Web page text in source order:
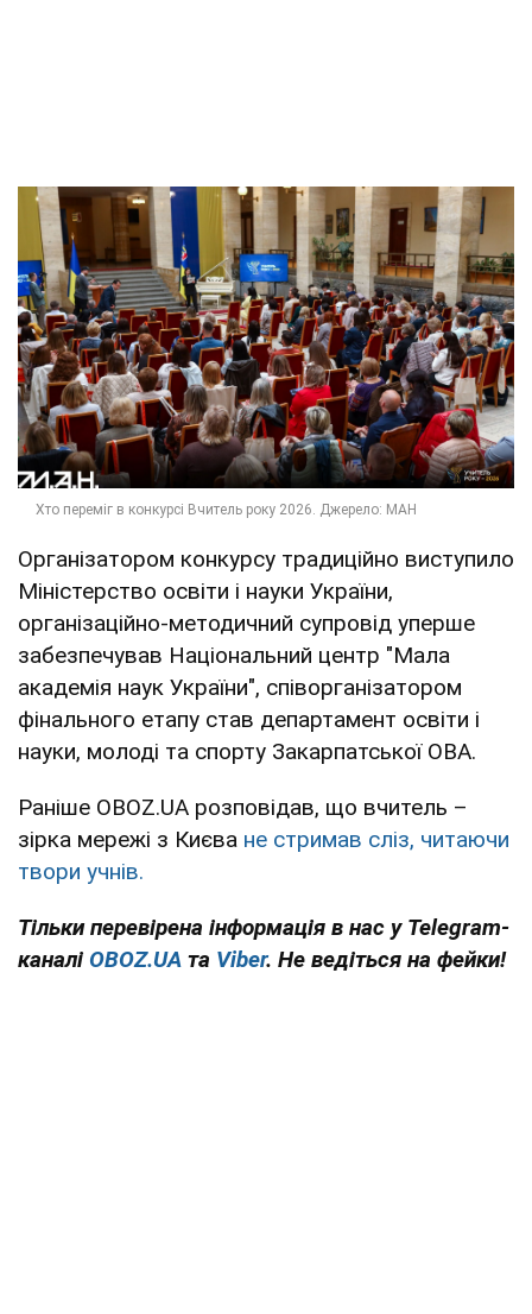
Організатором конкурсу традиційно виступило
Міністерство освіти і науки України,
організаційно-методичний супровід уперше
забезпечував Національний центр "Мала
академія наук України", співорганізатором
фінального етапу став департамент освіти і
науки, молоді та спорту Закарпатської ОВА.
Раніше OBOZ.UA розповідав, що вчитель –
зірка мережі з Києва не стримав сліз, читаючи
твори учнів.
Тільки перевірена інформація в нас у Telegram-
каналі OBOZ.UA та Viber. Не ведіться на фейки!